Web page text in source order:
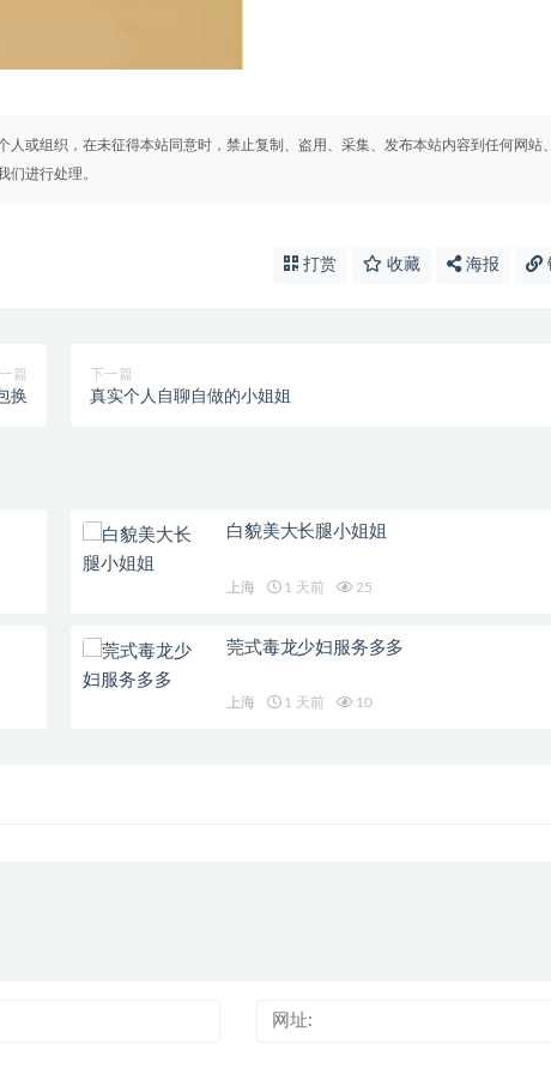
或组织，在未征得本站同意时，禁止复制、盗用、采集、发布本站内容到任何网站
们进行处理。
打赏 收藏 海报
一篇
包换
下一篇
真实个人自聊自做的小姐姐
白貌美大长腿小姐姐
上海 1 天前 25
莞式毒龙少妇服务多多
上海 1 天前 10